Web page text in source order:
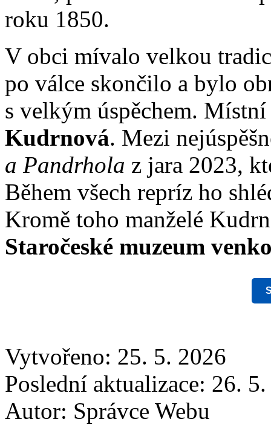
roku 1850.
V obci mívalo velkou
po válce skončilo a bylo
s velkým úspěchem.
Kudrnová. Mezi
a Pandrhola z jara 2023,
Během všech repríz ho
Kromě toho manželé
Staročeské muzeum
Vytvořeno: 25. 5. 2026
Poslední aktualizace: 26.
Autor: Správce Webu